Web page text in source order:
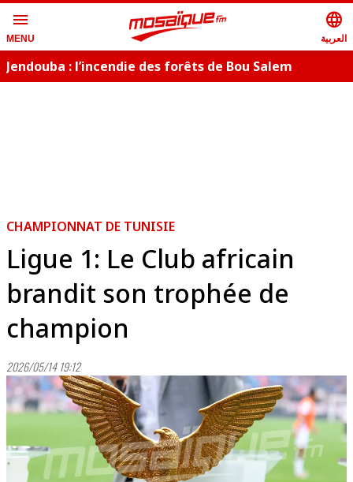
menu
MENU
language
العربية
Jendouba : l’incendie des forêts de Bou Salem
CHAMPIONNAT DE TUNISIE
Ligue 1: Le Club africain
brandit son trophée de
champion
2026/05/14 19:12